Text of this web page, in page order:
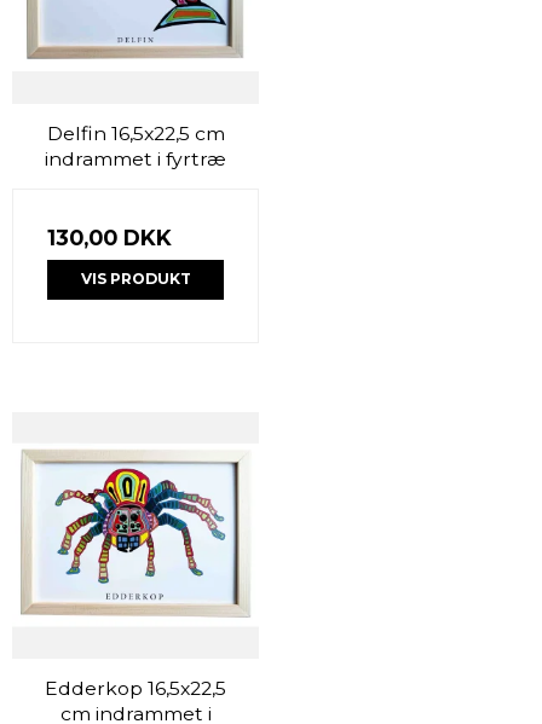
Delfin 16,5x22,5 cm
indrammet i fyrtræ
130,00 DKK
VIS PRODUKT
Edderkop 16,5x22,5
cm indrammet i